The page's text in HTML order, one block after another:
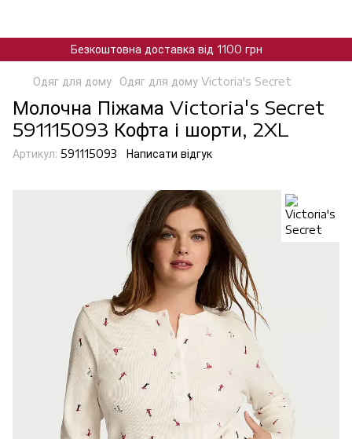
Безкоштовна доставка від 1100 грн
Одяг для дому Одяг для дому Victoria's Secret
Молочна Піжама Victoria's Secret
591115093 Кофта і шорти, 2XL
Артикул: 591115093 Написати відгук